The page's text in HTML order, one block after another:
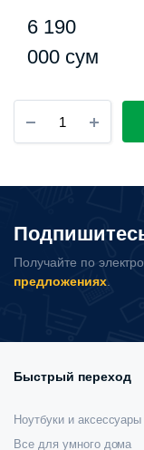
6 190
000 сум
осушитель
воздуха
22L
(CSJ0122DM)
количество
Получайте по
предложениях.
Быстрый переход
Ноутбуки и аксессуары
Все для умного дома